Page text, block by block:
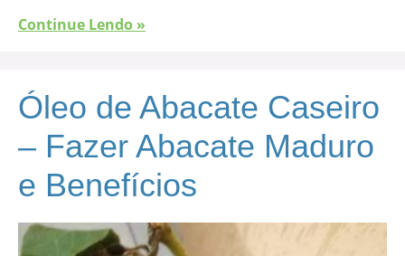
Continue Lendo »
Óleo de Abacate Caseiro
– Fazer Abacate Maduro
e Benefícios